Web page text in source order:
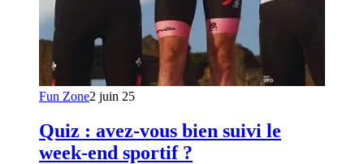
Fun Zone2 juin 25
Quiz : avez-vous bien suivi le
week-end sportif ?